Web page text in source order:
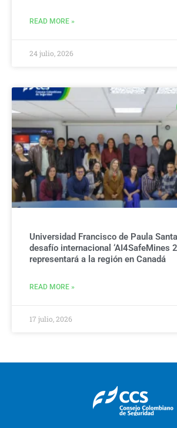
READ MORE »
24 julio, 2026
Universidad Francisco de Paula
desafío internacional ‘AI4SafeMines
representará a la región en Canadá
READ MORE »
17 julio, 2026